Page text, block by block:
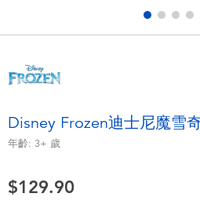
毛毛公仔玩具
夏日用品
Disney Frozen迪士尼魔雪
年齡: 3+ 歲
$129.90